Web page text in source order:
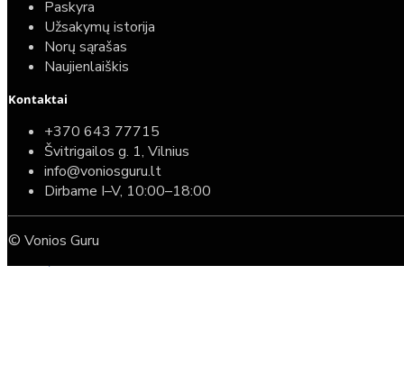
Komplektas: Tece potinkinis WC rėmas su baltu
mygtuku + Deante Peonia Rimless klozetas su
587,00€
389,00€
Paskyra
Užsakymų istorija
Norų sąrašas
Naujienlaiškis
Kontaktai
+370 643 77715
Švitrigailos g. 1, Vilnius
info@voniosguru.lt
Dirbame I–V, 10:00–18:00
© Vonios Guru